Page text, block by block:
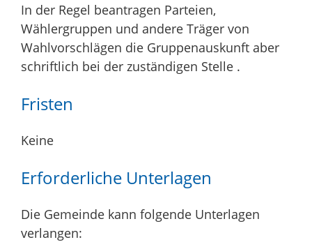
In der Regel beantragen Parteien,
Wählergruppen und andere Träger von
Wahlvorschlägen die Gruppenauskunft aber
schriftlich bei der zuständigen Stelle .
Fristen
Keine
Erforderliche Unterlagen
Die Gemeinde kann folgende Unterlagen
verlangen: